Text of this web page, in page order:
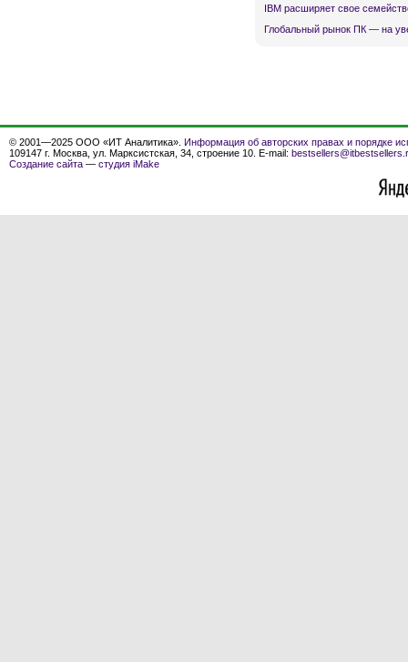
IBM расширяет свое
Глобальный рынок ПК — на
© 2001—2025 ООО «ИТ Аналитика». Информация об авторских правах и порядке
109147 г. Москва, ул. Марксистская, 34, строение 10. E-mail:
Создание сайта — студия iMake